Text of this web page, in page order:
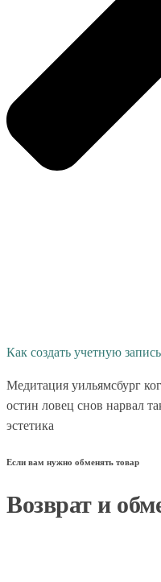
Как создать учетную
Медитация уильямсбург
остин ловец снов нарвал
эстетика
Если вам нужно обменять товар
Возврат и